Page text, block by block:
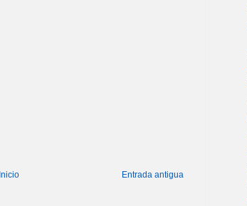
Entrada antigua
Inicio